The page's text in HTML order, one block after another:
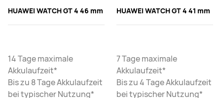
HUAWEI WATCH GT 4 46 mm
14 Tage maximale
Akkulaufzeit*
Bis zu 8 Tage Akkulaufzeit
bei typischer Nutzung*
HUAWEI WATCH GT 4 41 mm
7 Tage maximale
Akkulaufzeit*
Bis zu 4 Tage Akkulaufzeit
bei typischer Nutzung*